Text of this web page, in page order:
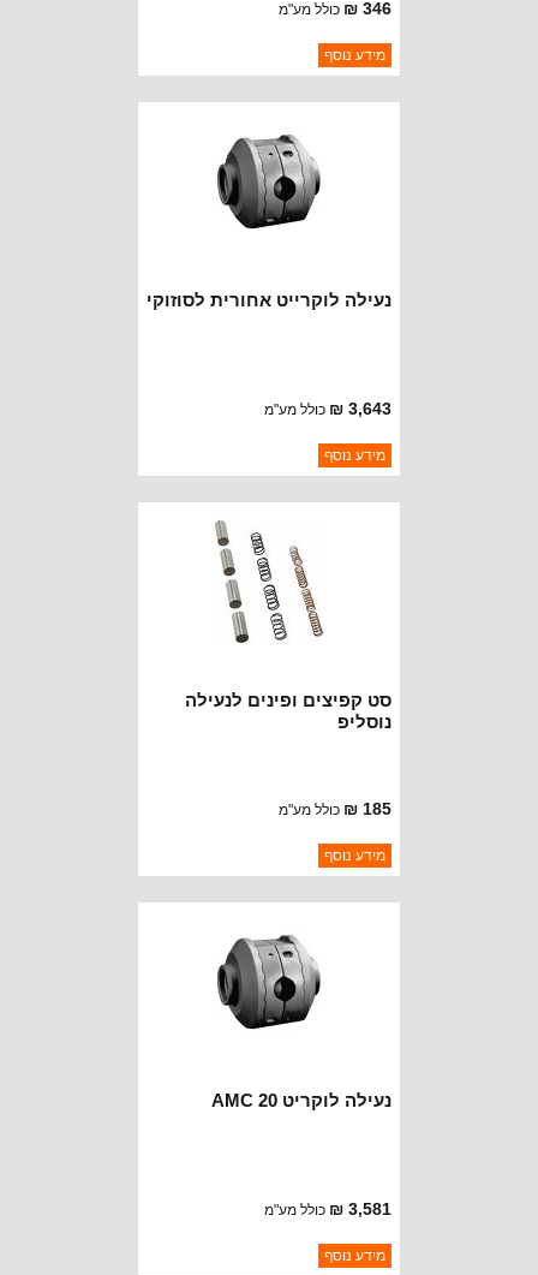
346 ₪ כולל מע"מ
ברקוד: 6241017
יצרן:POWERTRAX
מידע נוסף
נעילה לוקרייט אחורית לסוזוקי
3,643 ₪ כולל מע"מ
ברקוד: 1532-SUZ
יצרן:POWERTRAX
מידע נוסף
סט קפיצים ופינים לנעילה
נוסליפ
185 ₪ כולל מע"מ
ברקוד: 1510350KAQ
יצרן:POWERTRAX
מידע נוסף
נעילה לוקריט 20 AMC
3,581 ₪ כולל מע"מ
ברקוד: 1710
מידע נוסף